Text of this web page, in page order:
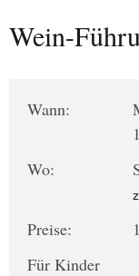
Wein-
Wann:
Wo:
Preise:
Für Kinder